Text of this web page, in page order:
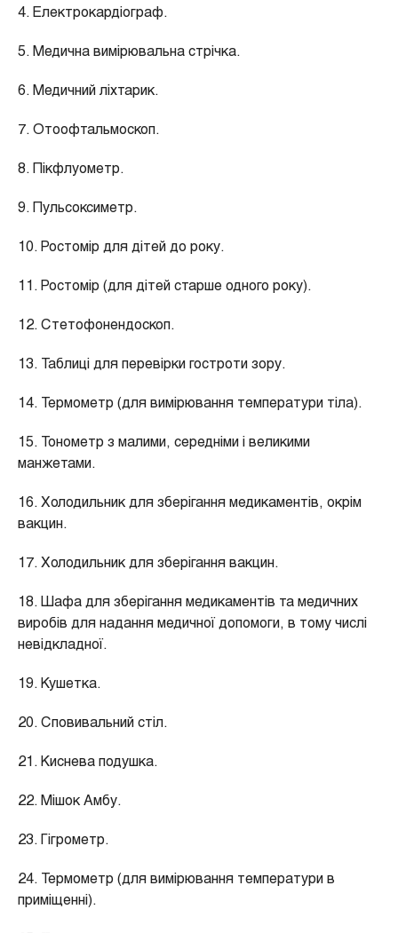
4. Електрокардіограф.
5. Медична вимірювальна стрічка.
6. Медичний ліхтарик.
7. Отоофтальмоскоп.
8. Пікфлуометр.
9. Пульсоксиметр.
10. Ростомір для дітей до року.
11. Ростомір (для дітей старше одного року).
12. Стетофонендоскоп.
13. Таблиці для перевірки гостроти зору.
14. Термометр (для вимірювання температури тіла).
15. Тонометр з малими, середніми і великими
манжетами.
16. Холодильник для зберігання медикаментів, окрім
вакцин.
17. Холодильник для зберігання вакцин.
18. Шафа для зберігання медикаментів та медичних
виробів для надання медичної допомоги, в тому числі
невідкладної.
19. Кушетка.
20. Сповивальний стіл.
21. Киснева подушка.
22. Мішок Амбу.
23. Гігрометр.
24. Термометр (для вимірювання температури в
приміщенні).